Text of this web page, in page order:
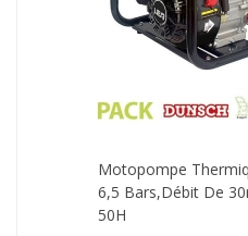
Motopompe
6,5 Bars,débit De
50H